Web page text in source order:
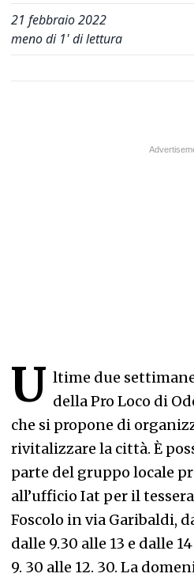
21 febbraio 2022
meno di 1' di lettura
U ltime due
della Pro Loco di
che si propone di
rivitalizzare la città. È
parte del gruppo locale
all’ufficio Iat per il
Foscolo in via Garibaldi,
dalle 9.30 alle 13 e dalle
9. 30 alle 12. 30. La